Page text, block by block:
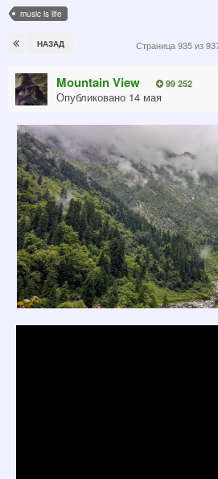
music is life
НАЗАД Страница 935 из
Mountain View 99 252
Опубликовано 14 мая